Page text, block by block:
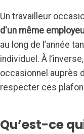
Un travailleur
d'un même
au long de l’année
individuel. À
occasionnel auprès
respecter ces
Qu’est-ce